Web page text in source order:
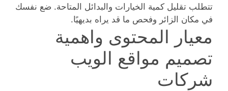
تتطلب تقليل كمية الخيارات والبدائل المتاحة. ضع نفسك
في مكان الزائر وفحص ما قد يراه بديهيًا.
معيار المحتوى واهمية
تصميم مواقع الويب
شركات